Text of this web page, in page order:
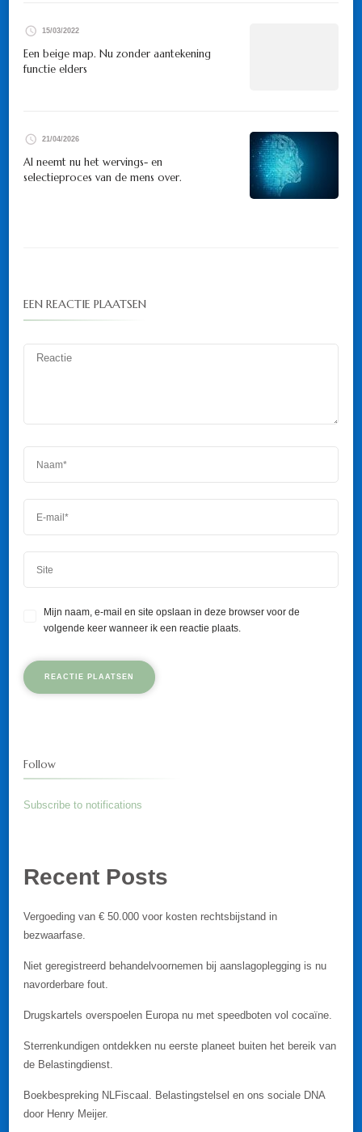
15/03/2022
Een beige map. Nu zonder aantekening
functie elders
21/04/2026
AI neemt nu het wervings- en
selectieproces van de mens over.
EEN REACTIE PLAATSEN
Mijn naam, e-mail en site opslaan in deze browser voor de
volgende keer wanneer ik een reactie plaats.
Follow
Subscribe to notifications
Recent Posts
Vergoeding van € 50.000 voor kosten rechtsbijstand in
bezwaarfase.
Niet geregistreerd behandelvoornemen bij aanslagoplegging is nu
navorderbare fout.
Drugskartels overspoelen Europa nu met speedboten vol cocaïne.
Sterrenkundigen ontdekken nu eerste planeet buiten het bereik van
de Belastingdienst.
Boekbespreking NLFiscaal. Belastingstelsel en ons sociale DNA
door Henry Meijer.